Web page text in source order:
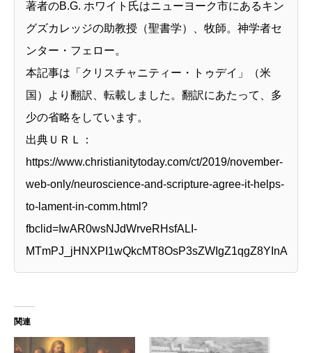
著者のB.G. ホワイト氏はニューヨーク市にあるキン
グズカレッジの助教授（聖書学）、牧師。神学者セ
ンター・フェロー。
本記事は「クリスチャニティー・トゥデイ」（米
国）より翻訳、転載しました。翻訳にあたって、多
少の省略をしています。
出典ＵＲＬ：
https://www.christianitytoday.com/ct/2019/november-
web-only/neuroscience-and-scripture-agree-it-helps-
to-lament-in-comm.html?
fbclid=IwAR0wsNJdWrveRHsfALI-
MTmPJ_jHNXPI1wQkcMT8OsP3sZWIgZ1qgZ8YInA
関連